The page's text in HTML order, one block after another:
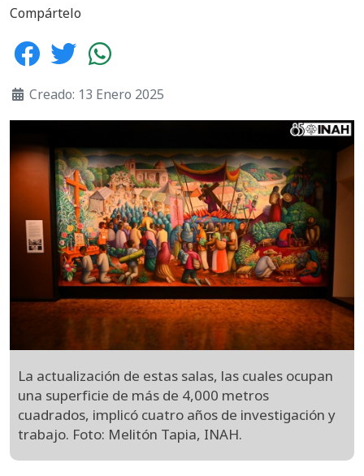
Compártelo
Creado: 13 Enero 2025
La actualización de estas salas, las cuales ocupan
una superficie de más de 4,000 metros
cuadrados, implicó cuatro años de investigación y
trabajo. Foto: Melitón Tapia, INAH.